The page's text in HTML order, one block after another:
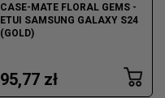
CASE-MATE FLORAL GEMS -
ETUI SAMSUNG GALAXY S24
(GOLD)
95,77 zł